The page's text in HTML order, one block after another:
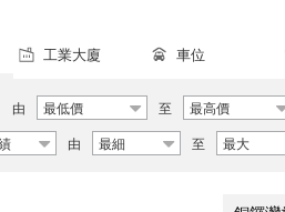
工業大廈 車位
由 最低價 至 最高價
由 最細 至 最大